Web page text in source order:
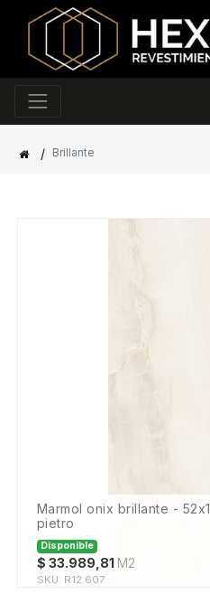
/ Brillante
marmol onix brillante - 52x105 - 2,21 m2 - 1º -san
pietro
Disponible
$ 33.989,81 M2
SKU: R12.607